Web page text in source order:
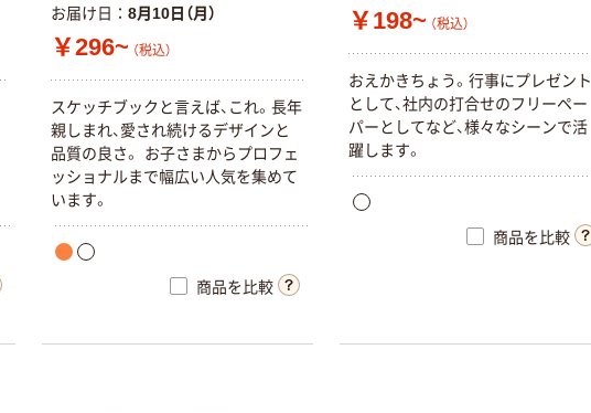
お届け日 8月10日（月）
￥296~ （税込）
スケッチブックと言えば、これ。長年
親しまれ、愛され続けるデザインと
品質の良さ。 お子さまからプロフェ
ッショナルまで幅広い人気を集めて
います。
商品を比較
￥198~ （税込）
おえかきちょう。行事にプレゼント
として、社内の打合せのフリーペー
パーとしてなど、様々なシーンで活
躍します。
商品を比較